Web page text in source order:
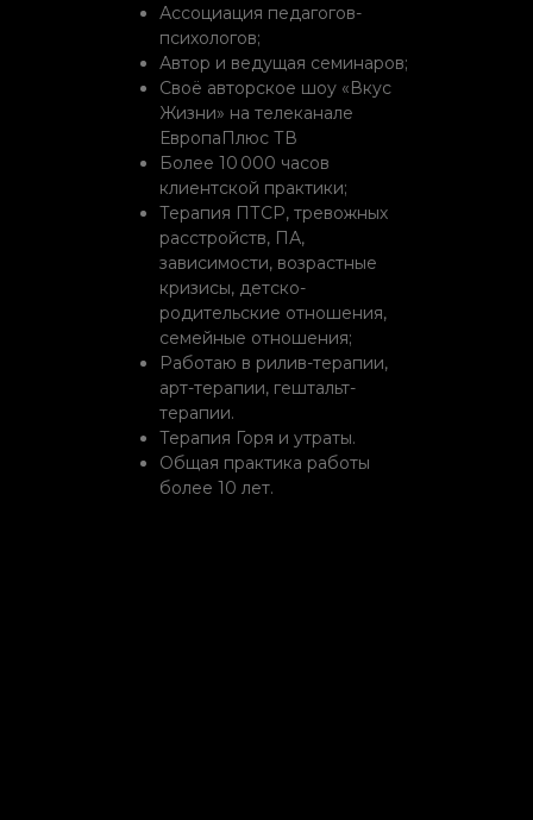
Ассоциация педагогов-
психологов;
Автор и ведущая семинаров;
Своё авторское шоу «Вкус
Жизни» на телеканале
ЕвропаПлюс ТВ
Более 10 000 часов
клиентской практики;
Терапия ПТСР, тревожных
расстройств, ПА,
зависимости, возрастные
кризисы, детско-
родительские отношения,
семейные отношения;
Работаю в рилив-терапии,
арт-терапии, гештальт-
терапии.
Терапия Горя и утраты.
Общая практика работы
более 10 лет.